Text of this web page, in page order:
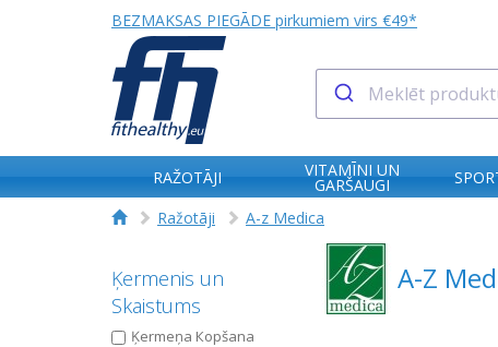
BEZMAKSAS PIEGĀDE pirkumiem virs €49*
RAŽOTĀJI VITAMĪNI UN
GARŠAUGI
Ražotāji
A-z Medica
Ķermenis un
Skaistums
Ķermeņa Кopšana
A-Z